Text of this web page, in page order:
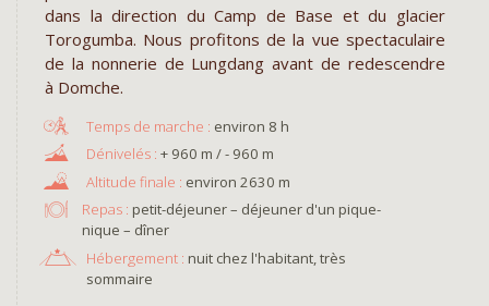
dans la direction du Camp de Base et du glacier
Torogumba. Nous profitons de la vue spectaculaire
de la nonnerie de Lungdang avant de redescendre
à Domche.
environ 8 h
+ 960 m / - 960 m
environ 2630 m
Repas : petit-déjeuner – déjeuner d'un pique-
nique – dîner
Hébergement : nuit chez l'habitant, très
sommaire